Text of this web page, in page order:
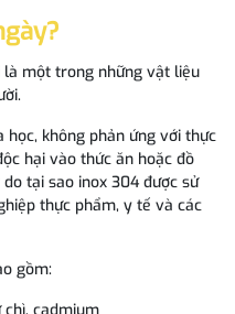
là một trong những vật liệu
không phản ứng với thực
hại vào thức ăn hoặc đồ
tại sao inox 304 được sử
thực phẩm, y tế và các
gồm: